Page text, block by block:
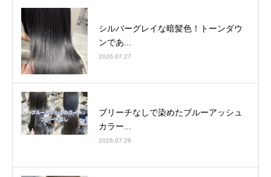
シルバーグレイな暗髪色！トーンダウ
ンであ...
2026.07.27
ブリーチなしで染めたブルーアッシュ
カラー...
2026.07.26